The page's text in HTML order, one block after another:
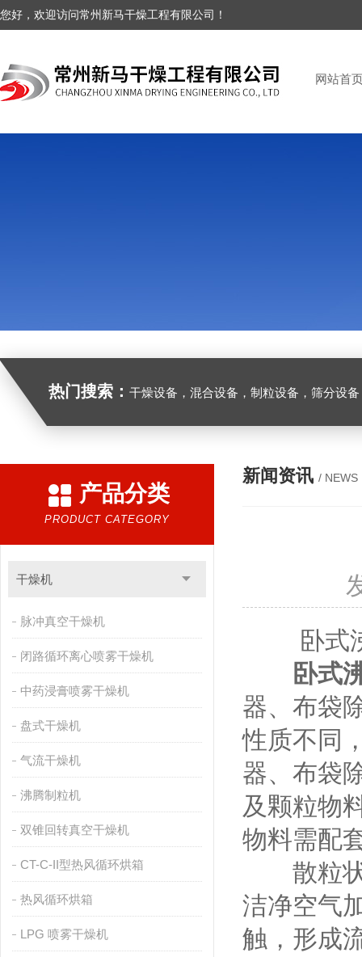
您好，欢迎访问常州新马干燥工程有限公司！
网站首
热门搜索： 干燥设备，混合设备，制粒设备，筛分设
产品分类
PRODUCT CATEGORY
干燥机
脉冲真空干燥机
闭路循环离心喷雾干燥机
中药浸膏喷雾干燥机
盘式干燥机
气流干燥机
沸腾制粒机
双锥回转真空干燥机
CT-C-II型热风循环烘箱
热风循环烘箱
LPG 喷雾干燥机
新闻资讯 / NEWS
卧式沸
卧式
器、布袋
性质不同
器、布袋
及颗粒物
物料需配
散粒状
洁净空气
触，形成